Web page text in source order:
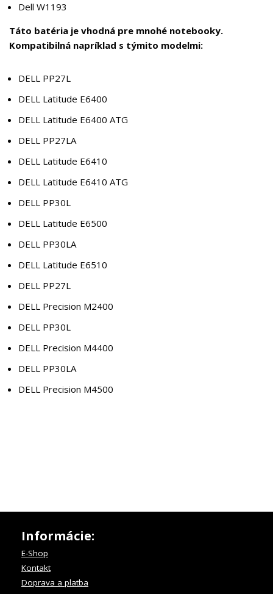
Dell W1193
Táto batéria je vhodná pre mnohé notebooky.
Kompatibilná napríklad s týmito modelmi:
DELL PP27L
DELL Latitude E6400
DELL Latitude E6400 ATG
DELL PP27LA
DELL Latitude E6410
DELL Latitude E6410 ATG
DELL PP30L
DELL Latitude E6500
DELL PP30LA
DELL Latitude E6510
DELL PP27L
DELL Precision M2400
DELL PP30L
DELL Precision M4400
DELL PP30LA
DELL Precision M4500
Informácie:
E-Shop
Kontakt
Doprava a platba